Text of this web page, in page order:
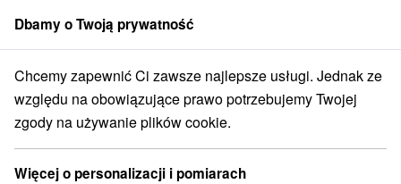
członek grupySorger
Atrakcje na Słowacji Ośrodki i miasteczka dziecięce Ponitrie
Ośrodki i miasteczka dziecięce
Ponitrie
Dbamy o Twoją prywatność
Chcemy zapewnić Ci zawsze najlepsze usługi. Jednak ze
względu na obowiązujące prawo potrzebujemy Twojej
zgody na używanie plików cookie.
Więcej o personalizacji i pomiarach